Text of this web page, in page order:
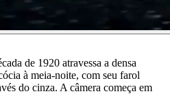
de 1920 atravessa a densa
à meia-noite, com seu farol
do cinza. A câmera começa em